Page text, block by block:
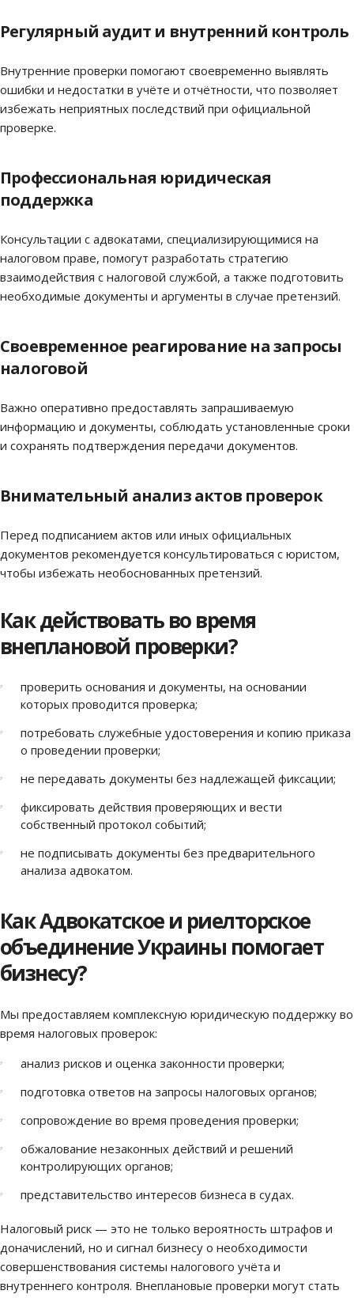
Регулярный аудит и внутренний контроль
Внутренние проверки помогают своевременно выявлять
ошибки и недостатки в учёте и отчётности, что позволяет
избежать неприятных последствий при официальной
проверке.
Профессиональная юридическая
поддержка
Консультации с адвокатами, специализирующимися на
налоговом праве, помогут разработать стратегию
взаимодействия с налоговой службой, а также подготовить
необходимые документы и аргументы в случае претензий.
Своевременное реагирование на запросы
налоговой
Важно оперативно предоставлять запрашиваемую
информацию и документы, соблюдать установленные сроки
и сохранять подтверждения передачи документов.
Внимательный анализ актов проверок
Перед подписанием актов или иных официальных
документов рекомендуется консультироваться с юристом,
чтобы избежать необоснованных претензий.
Как действовать во время
внеплановой проверки?
проверить основания и документы, на основании
которых проводится проверка;
потребовать служебные удостоверения и копию приказа
о проведении проверки;
не передавать документы без надлежащей фиксации;
фиксировать действия проверяющих и вести
собственный протокол событий;
не подписывать документы без предварительного
анализа адвокатом.
Как Адвокатское и риелторское
объединение Украины помогает
бизнесу?
Мы предоставляем комплексную юридическую поддержку во
время налоговых проверок:
анализ рисков и оценка законности проверки;
подготовка ответов на запросы налоговых органов;
сопровождение во время проведения проверки;
обжалование незаконных действий и решений
контролирующих органов;
представительство интересов бизнеса в судах.
Налоговый риск — это не только вероятность штрафов и
доначислений, но и сигнал бизнесу о необходимости
совершенствования системы налогового учёта и
внутреннего контроля. Внеплановые проверки могут стать